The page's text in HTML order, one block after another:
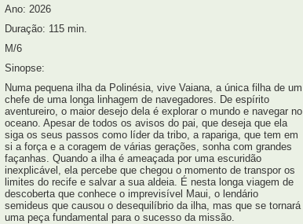
Ano: 2026
Duração: 115 min.
M/6
Sinopse:
Numa pequena ilha da Polinésia, vive Vaiana, a única filha de um
chefe de uma longa linhagem de navegadores. De espírito
aventureiro, o maior desejo dela é explorar o mundo e navegar no
oceano. Apesar de todos os avisos do pai, que deseja que ela
siga os seus passos como líder da tribo, a rapariga, que tem em
si a força e a coragem de várias gerações, sonha com grandes
façanhas. Quando a ilha é ameaçada por uma escuridão
inexplicável, ela percebe que chegou o momento de transpor os
limites do recife e salvar a sua aldeia. É nesta longa viagem de
descoberta que conhece o imprevisível Maui, o lendário
semideus que causou o desequilíbrio da ilha, mas que se tornará
uma peça fundamental para o sucesso da missão.